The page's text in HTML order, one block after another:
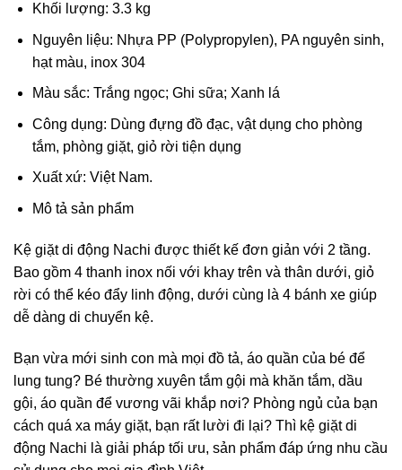
Khối lượng: 3.3 kg
Nguyên liệu: Nhựa PP (Polypropylen), PA nguyên sinh,
hạt màu, inox 304
Màu sắc: Trắng ngọc; Ghi sữa; Xanh lá
Công dụng: Dùng đựng đồ đạc, vật dụng cho phòng
tắm, phòng giặt, giỏ rời tiện dụng
Xuất xứ: Việt Nam.
Mô tả sản phẩm
Kệ giặt di động Nachi được thiết kế đơn giản với 2 tầng.
Bao gồm 4 thanh inox nối với khay trên và thân dưới, giỏ
rời có thể kéo đẩy linh động, dưới cùng là 4 bánh xe giúp
dễ dàng di chuyển kệ.
Bạn vừa mới sinh con mà mọi đồ tả, áo quần của bé để
lung tung? Bé thường xuyên tắm gội mà khăn tắm, dầu
gội, áo quần để vương vãi khắp nơi? Phòng ngủ của bạn
cách quá xa máy giặt, bạn rất lười đi lại? Thì kệ giặt di
động Nachi là giải pháp tối ưu, sản phẩm đáp ứng nhu cầu